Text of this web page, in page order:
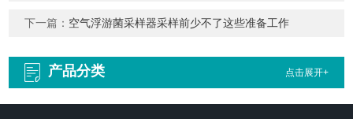
下一篇： 空气浮游菌采样器采样前少不了这些准备工作
产品分类 点击展开+